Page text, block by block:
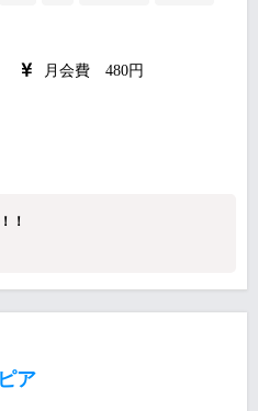
月会費 480円
！
ア